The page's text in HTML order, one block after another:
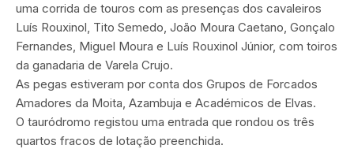
uma corrida de touros com as presenças dos cavaleiros
Luís Rouxinol, Tito Semedo, João Moura Caetano, Gonçalo
Fernandes, Miguel Moura e Luís Rouxinol Júnior, com toiros
da ganadaria de Varela Crujo.
As pegas estiveram por conta dos Grupos de Forcados
Amadores da Moita, Azambuja e Académicos de Elvas.
O tauródromo registou uma entrada que rondou os três
quartos fracos de lotação preenchida.